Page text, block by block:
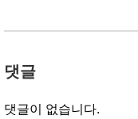
댓글
댓글이 없습니다.